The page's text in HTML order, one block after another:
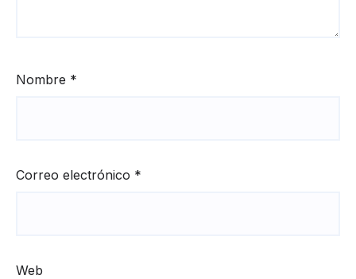
Nombre *
Correo electrónico *
Web